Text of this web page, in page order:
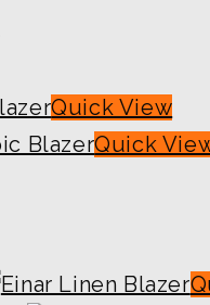
Quick View
Quick